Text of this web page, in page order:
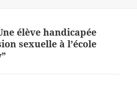
élève handicapée
sexuelle à l’école